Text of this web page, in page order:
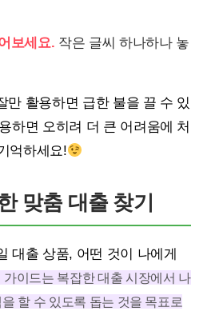
보세요. 작은 글씨 하나하나 놓
만 활용하면 급한 불을 끌 수 있
하면 오히려 더 큰 어려움에 처
억하세요!
맞춤 대출 찾기
대출 상품, 어떤 것이 나에게
가이드는 복잡한 대출 시장에서 나
할 수 있도록 돕는 것을 목표로